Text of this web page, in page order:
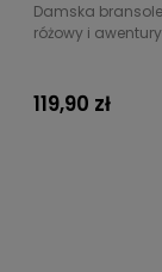
Damska
różowy i
119,90 zł